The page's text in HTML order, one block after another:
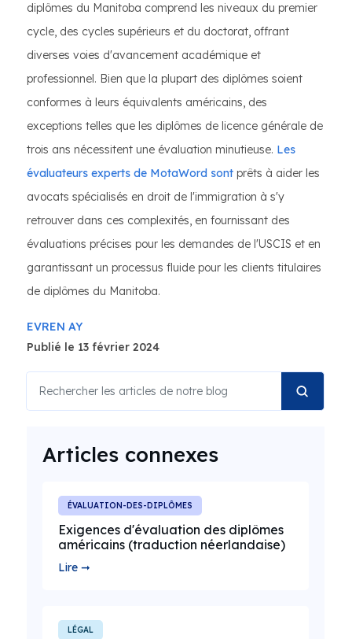
diplômes du Manitoba comprend les niveaux du premier
cycle, des cycles supérieurs et du doctorat, offrant
diverses voies d'avancement académique et
professionnel. Bien que la plupart des diplômes soient
conformes à leurs équivalents américains, des
exceptions telles que les diplômes de licence générale de
trois ans nécessitent une évaluation minutieuse. Les
évaluateurs experts de MotaWord sont prêts à aider les
avocats spécialisés en droit de l'immigration à s'y
retrouver dans ces complexités, en fournissant des
évaluations précises pour les demandes de l'USCIS et en
garantissant un processus fluide pour les clients titulaires
de diplômes du Manitoba.
EVREN AY
Publié le 13 février 2024
Articles connexes
ÉVALUATION-DES-DIPLÔMES
Exigences d'évaluation des diplômes
américains (traduction néerlandaise)
Lire ➞
LÉGAL